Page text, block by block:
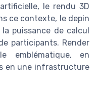
le rendu 3D
ce contexte, le depin
puissance de calcul
participants. Render
emblématique, en
en une infrastructure